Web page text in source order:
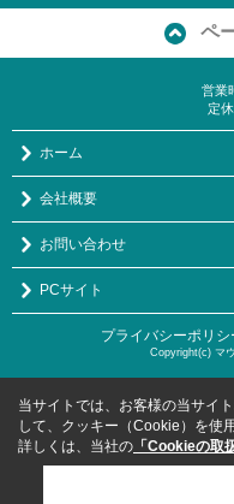
ペ
営業
定
ホーム
会社概要
お問い合わせ
PCサイト
プライバシーポリシ
Copyright(c) マ
当サイトでは、お客様の当サイ
して、クッキー（Cookie）を使
詳しくは、当社の 「Cookieの取